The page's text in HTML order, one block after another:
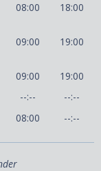
08:00 18:00
09:00 19:00
09:00
19:00
--:--
--:--
08:00 --:--